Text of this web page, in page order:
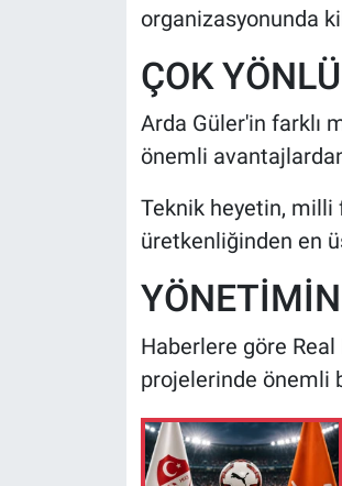
organizasyonunda
ÇOK
Arda Güler'in farklı
önemli
Teknik heyetin, milli
üretkenliğinden en
Haberlere göre
projelerinde önemli